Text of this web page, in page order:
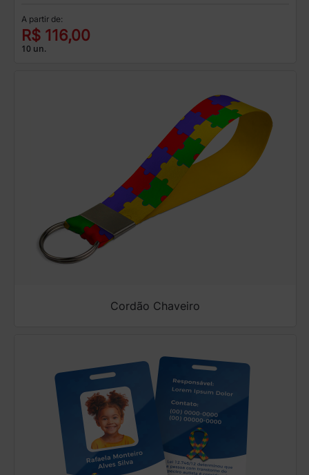
A partir de:
R$ 116,00
10 un.
Cordão Chaveiro